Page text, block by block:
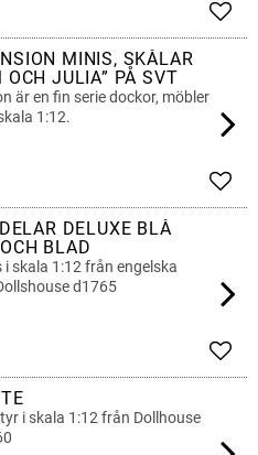
MINIS, SKÅLAR
OCH JULIA” PÅ SVT
är en fin serie dockor, möbler
1:12.
DELUXE BLÅ
BLAD
i skala 1:12 från engelska
d1765
i skala 1:12 från Dollhouse